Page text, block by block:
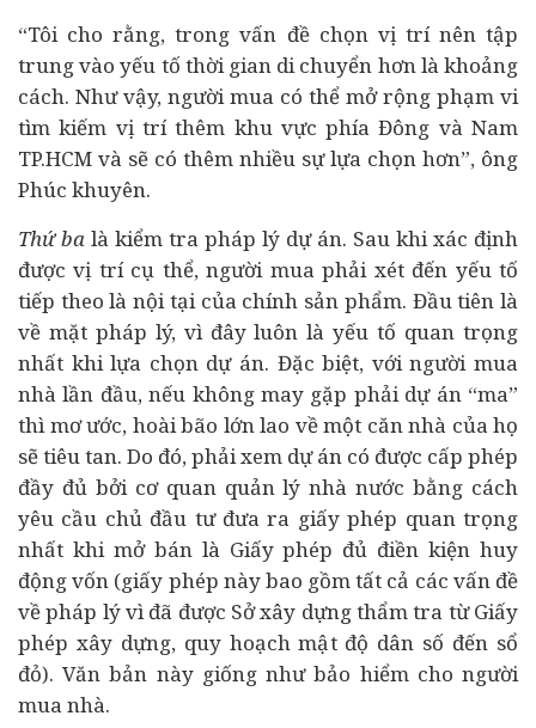
“Tôi cho rằng, trong vấn đề chọn vị trí nên tập
trung vào yếu tố thời gian di chuyển hơn là khoảng
cách. Như vậy, người mua có thể mở rộng phạm vi
tìm kiếm vị trí thêm khu vực phía Đông và Nam
TP.HCM và sẽ có thêm nhiều sự lựa chọn hơn”, ông
Phúc khuyên.
Thứ ba là kiểm tra pháp lý dự án. Sau khi xác định
được vị trí cụ thể, người mua phải xét đến yếu tố
tiếp theo là nội tại của chính sản phẩm. Đầu tiên là
về mặt pháp lý, vì đây luôn là yếu tố quan trọng
nhất khi lựa chọn dự án. Đặc biệt, với người mua
nhà lần đầu, nếu không may gặp phải dự án “ma”
thì mơ ước, hoài bão lớn lao về một căn nhà của họ
sẽ tiêu tan. Do đó, phải xem dự án có được cấp phép
đầy đủ bởi cơ quan quản lý nhà nước bằng cách
yêu cầu chủ đầu tưđưa ra giấy phép quan trọng
nhất khi mở bán là Giấy phép đủ điền kiện huy
động vốn (giấy phép này bao gồm tất cả các vấn đề
về pháp lý vì đã được Sở xây dựng thẩm tra từ Giấy
phép xây dựng, quy hoạch mật độ dân số đến sổ
đỏ). Văn bản này giống như bảo hiểm cho người
mua nhà.